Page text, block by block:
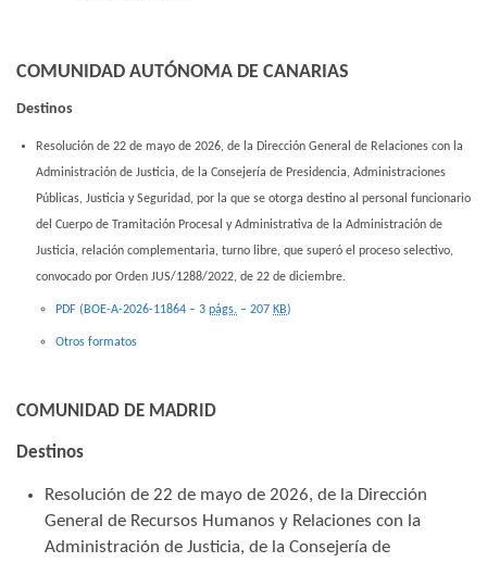
COMUNIDAD AUTÓNOMA DE CANARIAS
Destinos
Resolución de 22 de mayo de 2026, de la Dirección General de Relaciones con la
Administración de Justicia, de la Consejería de Presidencia, Administraciones
Públicas, Justicia y Seguridad, por la que se otorga destino al personal funcionario
del Cuerpo de Tramitación Procesal y Administrativa de la Administración de
Justicia, relación complementaria, turno libre, que superó el proceso selectivo,
convocado por Orden JUS/1288/2022, de 22 de diciembre.
PDF (BOE-A-2026-11864 – 3 págs. – 207 KB)
Otros formatos
COMUNIDAD DE MADRID
Destinos
Resolución de 22 de mayo de 2026, de la Dirección
General de Recursos Humanos y Relaciones con la
Administración de Justicia, de la Consejería de